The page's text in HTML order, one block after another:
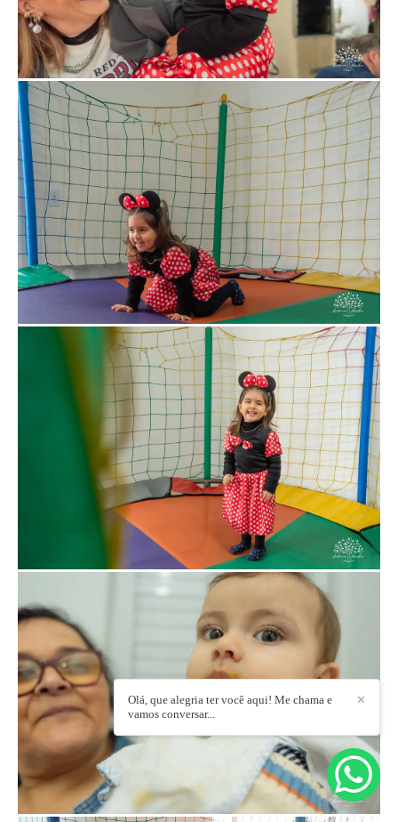
✕
Olá, que alegria ter você aqui! Me chama e
vamos conversar...